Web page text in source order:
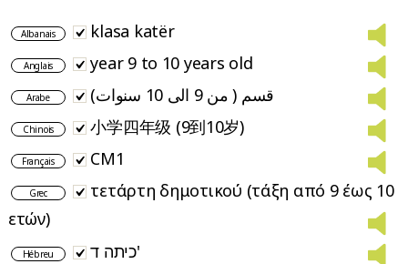
Albanais klasa katër
Anglais year 9 to 10 years old
Arabe قسم ( من 9 الى 10 سنوات)
Chinois 小学四年级 (9到10岁)
Français CM1
Grec
τετάρτη δημοτικού (τάξη από 9 έως 10
ετών)
Hébreu כיתה ד'